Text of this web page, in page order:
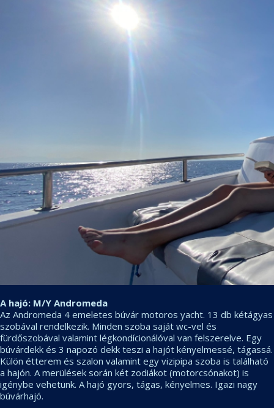
A hajó: M/Y Andromeda
Az Andromeda 4 emeletes búvár motoros yacht. 13 db kétágyas
szobával rendelkezik. Minden szoba saját wc-vel és
fürdőszobával valamint légkondícionálóval van felszerelve. Egy
búvárdekk és 3 napozó dekk teszi a hajót kényelmessé, tágassá.
Külön étterem és szalon valamint egy vizipipa szoba is található
a hajón. A merülések során két zodiákot (motorcsónakot) is
igénybe vehetünk. A hajó gyors, tágas, kényelmes. Igazi nagy
búvárhajó.